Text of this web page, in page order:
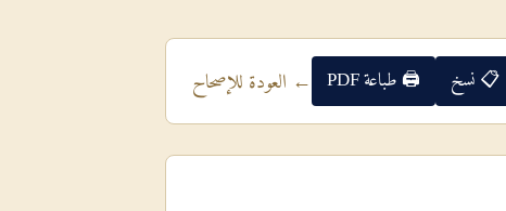
📋 نسخ 🖨 طباعة PDF ← العودة للإصحاح